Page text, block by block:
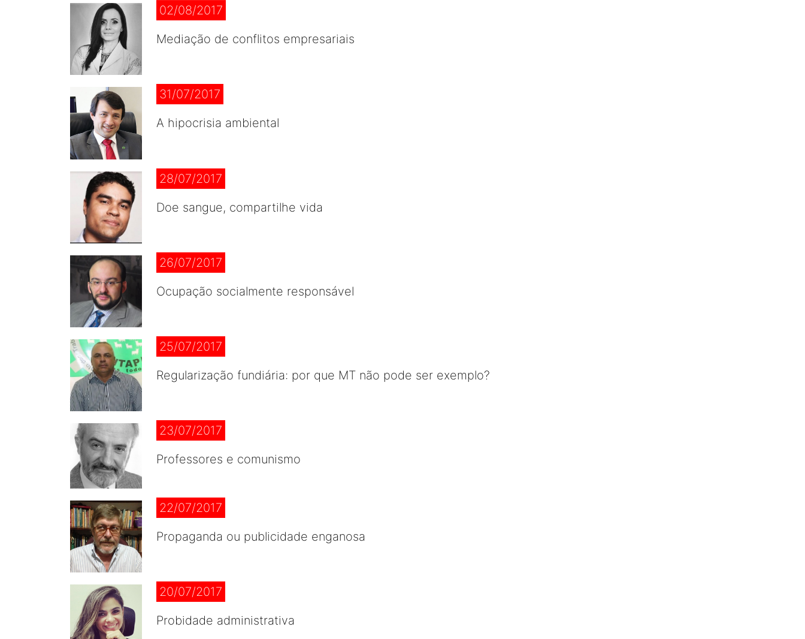
02/08/2017
Mediação de conflitos empresariais
31/07/2017
A hipocrisia ambiental
28/07/2017
Doe sangue, compartilhe vida
26/07/2017
Ocupação socialmente responsável
25/07/2017
Regularização fundiária: por que MT não pode ser exemplo?
23/07/2017
Professores e comunismo
22/07/2017
Propaganda ou publicidade enganosa
20/07/2017
Probidade administrativa